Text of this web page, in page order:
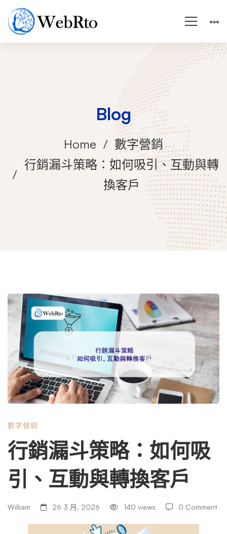
Blog
Home
數字營銷
行銷漏斗策略：如何吸引、互動與轉
換客戶
行
銷
漏
斗
策
略：
如
數字營銷
行銷漏斗策略：如何吸
引、互動與轉換客戶
William 26 3 月, 2026 140 views 0 Comment